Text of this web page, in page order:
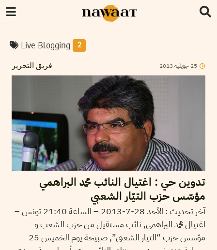
Live Blogging 2
فريق التحرير 25 جويلية 2013
تدوين حي : اغتيال النائب محمد البراهمي
مؤسّس حزب التيّار الشعبي
آخر تحديث : الأحد 28-7-2013 – الساعة 21:40
تونس –
اغتيال محمد البراهمي, نائب مستقيل من حزب الشعب و
مؤسس حزب “التيار الشعبي”, صبيحة يوم الخميس 25